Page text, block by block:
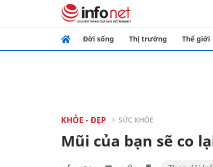
Đời sống Thị trường Thế giới
KHỎE - ĐẸP SỨC KHỎE
Mũi của bạn sẽ co